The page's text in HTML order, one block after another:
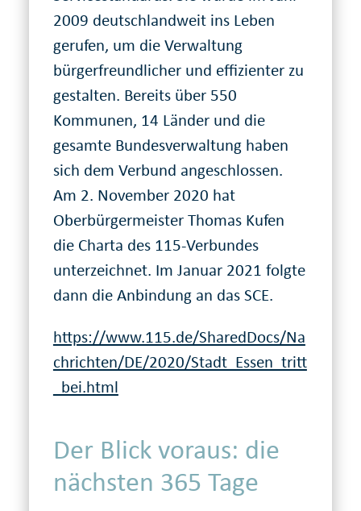
2009 deutschlandweit ins Leben
gerufen, um die Verwaltung
bürgerfreundlicher und effizienter zu
gestalten. Bereits über 550
Kommunen, 14 Länder und die
gesamte Bundesverwaltung haben
sich dem Verbund angeschlossen.
Am 2. November 2020 hat
Oberbürgermeister Thomas Kufen
die Charta des 115-Verbundes
unterzeichnet. Im Januar 2021 folgte
dann die Anbindung an das SCE.
https://www.115.de/SharedDocs/Na
chrichten/DE/2020/Stadt_Essen_tritt
_bei.html
Der Blick voraus: die
nächsten 365 Tage